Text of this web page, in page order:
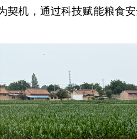
契机，通过科技赋能粮食